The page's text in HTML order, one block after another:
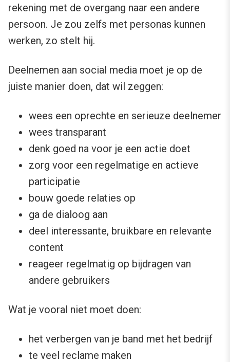
rekening met de overgang naar een andere
persoon. Je zou zelfs met personas kunnen
werken, zo stelt hij.
Deelnemen aan social media moet je op de
juiste manier doen, dat wil zeggen:
wees een oprechte en serieuze deelnemer
wees transparant
denk goed na voor je een actie doet
zorg voor een regelmatige en actieve
participatie
bouw goede relaties op
ga de dialoog aan
deel interessante, bruikbare en relevante
content
reageer regelmatig op bijdragen van
andere gebruikers
Wat je vooral niet moet doen:
het verbergen van je band met het bedrijf
te veel reclame maken